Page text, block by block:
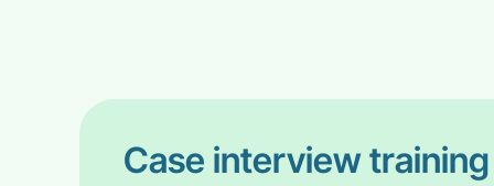
Case interview training